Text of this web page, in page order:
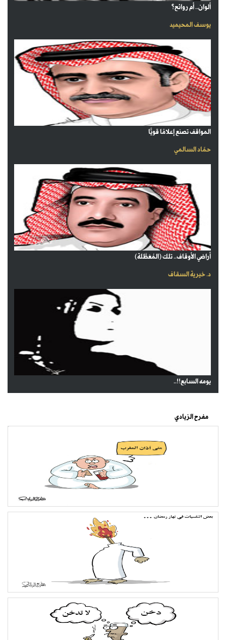
ألوان.. أم روائح؟
يوسف المحيميد
المواقف تصنع إعلامًا قويًّا
حمّاد السالمي
أراضي الأوقاف.. تلك (المُعَطَّلة)
د. خيرية السقاف
يومه السابع!!..
مفرح الزيادي